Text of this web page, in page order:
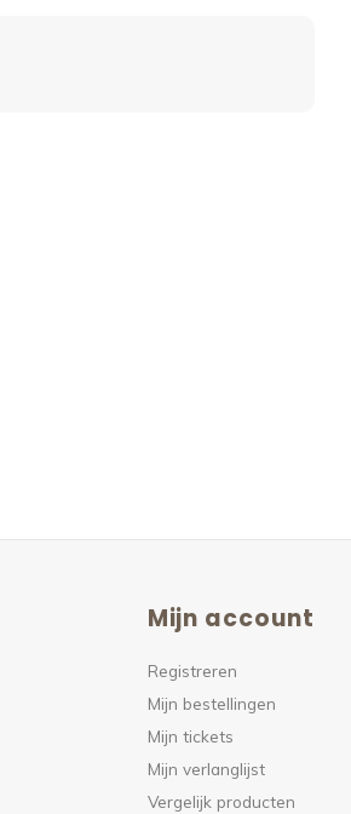
Mijn account
Registreren
Mijn bestellingen
Mijn tickets
Mijn verlanglijst
Vergelijk producten